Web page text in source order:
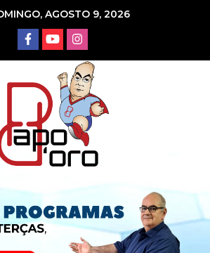
AGOSTO 9, 2026